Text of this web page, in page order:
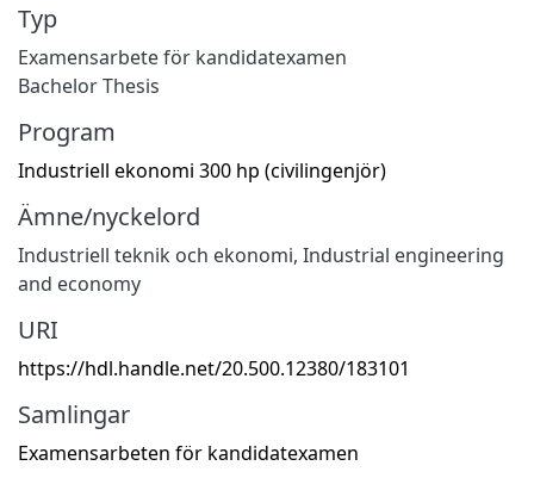
Typ
Examensarbete för kandidatexamen
Bachelor Thesis
Program
Industriell ekonomi 300 hp (civilingenjör)
Ämne/nyckelord
Industriell teknik och ekonomi, Industrial engineering
and economy
URI
https://hdl.handle.net/20.500.12380/183101
Samlingar
Examensarbeten för kandidatexamen